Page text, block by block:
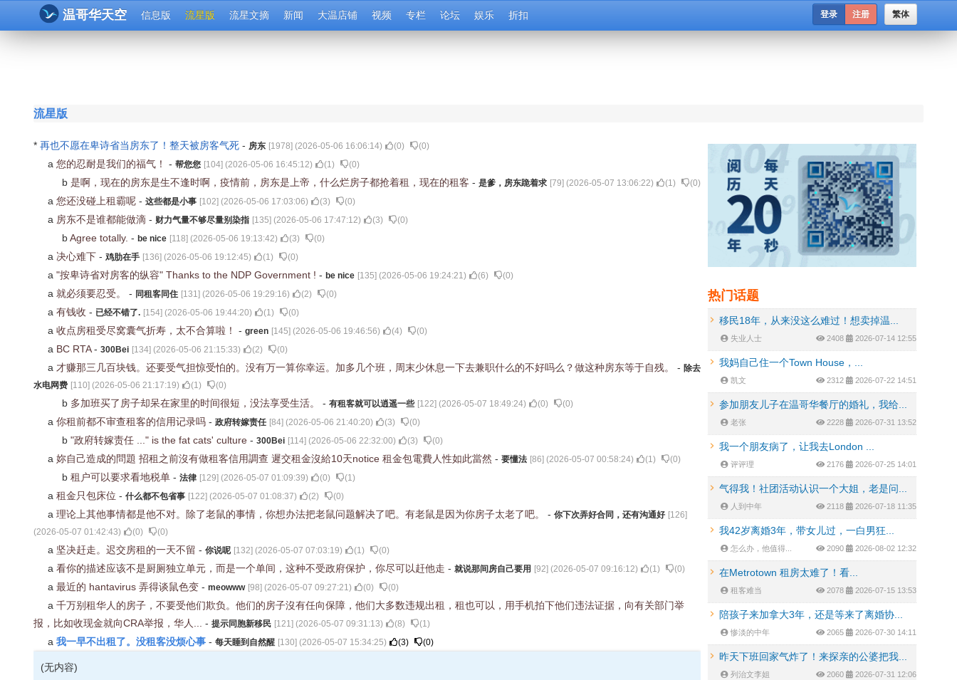
温哥华天空 信息版 流星版 流星文摘 新闻 大温店铺 视频 专栏 论坛 娱乐 折扣 繁体
登录 注册
流星版
* 再也不愿在卑诗省当房东了！整天被房客气死 - 房东 [1978] (2026-05-06 16:06:14) (0) (0)
a 您的忍耐是我们的福气！ - 帮您您 [104] (2026-05-06 16:45:12) (1) (0)
b 是啊，现在的房东是生不逢时啊，疫情前，房东是上帝，什么烂房子都抢着租，现在的租客 - 是爹，房东跪着求 [79] (2026-05-07 13:06:22) (1) (0)
a 您还没碰上租霸呢 - 这些都是小事 [102] (2026-05-06 17:03:06) (3) (0)
a 房东不是谁都能做滴 - 财力气量不够尽量别染指 [135] (2026-05-06 17:47:12) (3) (0)
bAgree totally. - be nice [118] (2026-05-06 19:13:42) (3) (0)
a 决心难下 - 鸡肋在手 [136] (2026-05-06 19:12:45) (1) (0)
a "按卑诗省对房客的纵容" Thanks to the NDP Government ! - be nice [135] (2026-05-06 19:24:21) (6) (0)
a 就必须要忍受。 - 同租客同住 [131] (2026-05-06 19:29:16) (2) (0)
a 有钱收 - 已经不错了. [154] (2026-05-06 19:44:20) (1) (0)
a 收点房租受尽窝囊气折寿，太不合算啦！ - green [145] (2026-05-06 19:46:56) (4) (0)
a BC RTA- 300Bei [134] (2026-05-06 21:15:33) (2) (0)
a 才赚那三几百块钱。还要受气担惊受怕的。没有万一算你幸运。加多几个班，周末少休息一下去兼职什么的不好吗么？做这种房东等于自残。 - 除去
水电网费 [110] (2026-05-06 21:17:19) (1) (0)
b 多加班买了房子却呆在家里的时间很短，没法享受生活。 - 有租客就可以逍遥一些 [122] (2026-05-07 18:49:24) (0) (0)
a 你租前都不审查租客的信用记录吗 - 政府转嫁责任 [84] (2026-05-06 21:40:20) (3) (0)
b "政府转嫁责任 ..." is the fat cats' culture - 300Bei [114] (2026-05-06 22:32:00) (3) (0)
a 妳自己造成的問題 招租之前沒有做租客信用調查 遲交租金沒給10天notice 租金包電費人性如此當然 - 要懂法 [86] (2026-05-07 00:58:24) (1) (0)
b 租户可以要求看地税单 - 法律 [129] (2026-05-07 01:09:39) (0) (1)
a 租金只包床位 - 什么都不包省事 [122] (2026-05-07 01:08:37) (2) (0)
a 理论上其他事情都是他不对。除了老鼠的事情，你想办法把老鼠问题解决了吧。有老鼠是因为你房子太老了吧。 - 你下次弄好合同，还有沟通好 [126]
(2026-05-07 01:42:43) (0) (0)
a 坚决赶走。迟交房租的一天不留 - 你说呢 [132] (2026-05-07 07:03:19) (1) (0)
a 看你的描述应该不是厨厕独立单元，而是一个单间，这种不受政府保护，你尽可以赶他走 - 就说那间房自己要用 [92] (2026-05-07 09:16:12) (1) (0)
a 最近的 hantavirus 弄得谈鼠色变 - meowww [98] (2026-05-07 09:27:21) (0) (0)
a 千万别租华人的房子，不要受他们欺负。他们的房子沒有任向保障，他们大多数违规出租，租也可以，用手机拍下他们违法证据，向有关部门举
报，比如收现金就向CRA举报，华人... - 提示同胞新移民 [121] (2026-05-07 09:31:13) (8) (1)
a 我一早不出租了。没租客没烦心事 - 每天睡到自然醒 [130] (2026-05-07 15:34:25) (3) (0)
(无内容)
热门话题
移民18年，从来没这么难过！想卖掉温...
失业人士 2408 2026-07-14 12:55
我妈自己住一个Town House，...
凯文 2312 2026-07-22 14:51
参加朋友儿子在温哥华餐厅的婚礼，我给...
老张 2228 2026-07-31 13:52
我一个朋友病了，让我去London ...
评评理 2176 2026-07-25 14:01
气得我！社团活动认识一个大姐，老是问...
人到中年 2118 2026-07-18 11:35
我42岁离婚3年，带女儿过，一白男狂...
怎么办，他值得... 2090 2026-08-02 12:32
在Metrotown 租房太难了！看...
租客难当 2078 2026-07-15 13:53
陪孩子来加拿大3年，还是等来了离婚协...
惨淡的中年 2065 2026-07-30 14:11
昨天下班回家气炸了！来探亲的公婆把我...
列治文李姐 2060 2026-07-31 12:06